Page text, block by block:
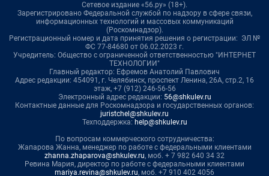
Сетевое издание «56.ру» (18+).
Зарегистрировано Федеральной службой по надзору в сфере связи,
информационных технологий и массовых коммуникаций
(Роскомнадзор).
Регистрационный номер и дата принятия решения о регистрации: ЭЛ №
ФС 77-84680 от 06.02.2023 г.
Учредитель: Общество с ограниченной ответственностью "ИНТЕРНЕТ
ТЕХНОЛОГИИ"
Главный редактор: Ефремов Анатолий Павлович
Адрес редакции: 454091, г. Челябинск, проспект Ленина, 26А, стр.2, 16
этаж, +7 (912) 246-56-56
Электронный адрес редакции: 56@shkulev.ru
Контактные данные для Роскомнадзора и государственных органов:
juristchel@shkulev.ru
Техподдержка: help@shkulev.ru
По вопросам коммерческого сотрудничества:
Жапарова Жанна, менеджер по работе с федеральными клиентами
zhanna.zhaparova@shkulev.ru, моб. + 7 982 640 34 32
Ревина Мария, директор по работе с федеральными клиентами
mariya.revina@shkulev.ru, моб. +7 910 402 4056